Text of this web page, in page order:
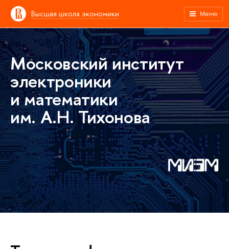
Высшая школа экономики Меню
Московский институт
электроники
и математики
им. А.Н. Тихонова